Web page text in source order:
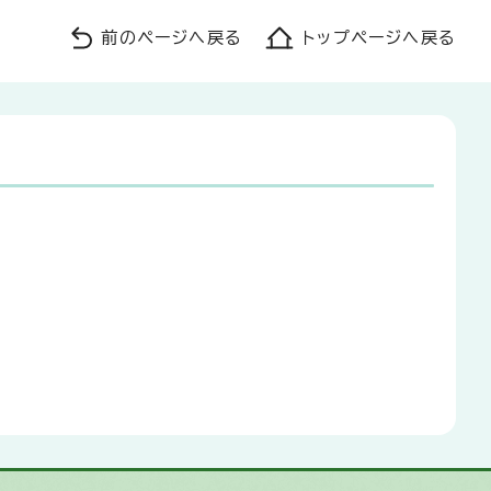
前のページへ戻る トップページへ戻る